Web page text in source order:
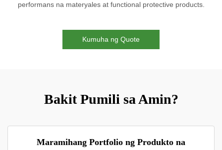
performans na materyales at functional protective products.
Kumuha ng Quote
Bakit Pumili sa Amin?
Maramihang Portfolio ng Produkto na